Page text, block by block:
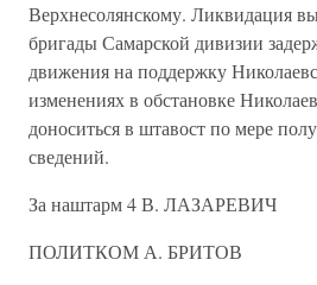
Верхнесолянскому. Ликвидация
бригады Самарской дивизии
движения на поддержку
изменениях в обстановке
доноситься в штавост по мере
сведений.
За наштарм 4 В. ЛАЗАРЕВИЧ
ПОЛИТКОМ А. БРИТОВ